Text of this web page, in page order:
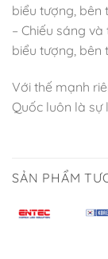
biểu tượng, bên
– Chiếu sáng
biểu tượng, bên
Với thế mạnh
Quốc luôn là sự
SẢN PHẨM